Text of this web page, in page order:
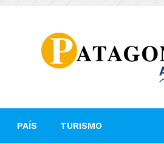
PAÍS TURISMO